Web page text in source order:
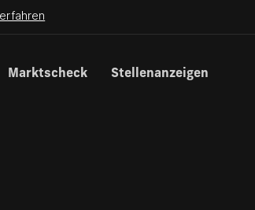
Marktscheck Stellenanzeigen